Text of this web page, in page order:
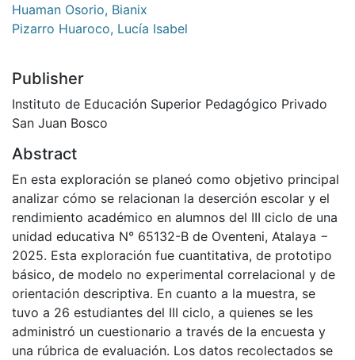
Huaman Osorio, Bianix
Pizarro Huaroco, Lucía Isabel
Publisher
Instituto de Educación Superior Pedagógico Privado
San Juan Bosco
Abstract
En esta exploración se planeó como objetivo principal
analizar cómo se relacionan la deserción escolar y el
rendimiento académico en alumnos del III ciclo de una
unidad educativa N° 65132-B de Oventeni, Atalaya −
2025. Esta exploración fue cuantitativa, de prototipo
básico, de modelo no experimental correlacional y de
orientación descriptiva. En cuanto a la muestra, se
tuvo a 26 estudiantes del III ciclo, a quienes se les
administró un cuestionario a través de la encuesta y
una rúbrica de evaluación. Los datos recolectados se